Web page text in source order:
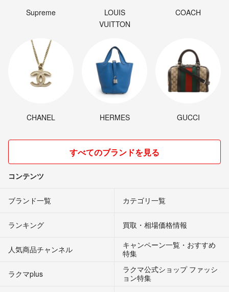
Supreme
LOUIS
VUITTON
COACH
CHANEL HERMES GUCCI
すべてのブランドを見る
コンテンツ
ブランド一覧 カテゴリ一覧
ランキング 買取・相場価格情報
人気商品チャンネル
キャンペーン一覧・おすすめ
特集
ラクマplus
ラクマ公式ショップ ファッシ
ョン特集